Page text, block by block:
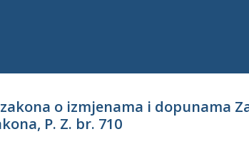
o izmjenama i dopunama
P. Z. br. 710